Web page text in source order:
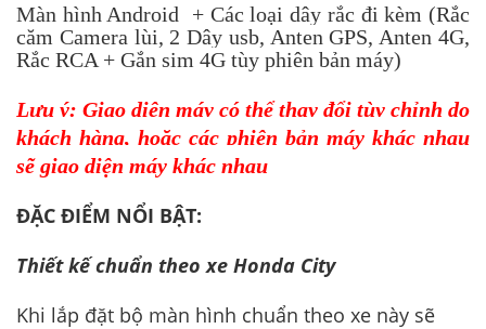
Màn hình Android + Các loại dây rắc đi kèm (Rắc
căm Camera lùi, 2 Dây usb, Anten GPS, Anten 4G,
Rắc RCA + Gắn sim 4G tùy phiên bản máy)
Lưu ý: Giao diện máy có thể thay đổi tùy chỉnh do
khách hàng, hoặc các phiên bản máy khác nhau
sẽ giao diện máy khác nhau
ĐẶC ĐIỂM NỔI BẬT:
Thiết kế chuẩn theo xe Honda City
Khi lắp đặt bộ màn hình chuẩn theo xe này sẽ